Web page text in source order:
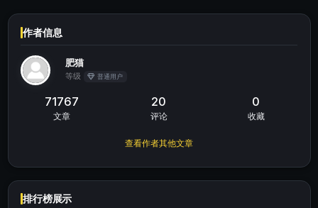
作者信息
肥猫
等级 普通用户
71767
文章
20
评论
0
收藏
查看作者其他文章
排行榜展示